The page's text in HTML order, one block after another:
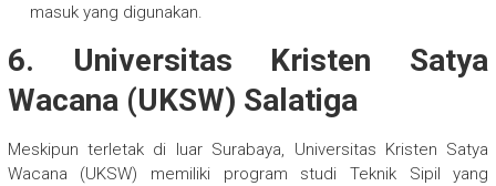
masuk yang digunakan.
6. Universitas Kristen Satya
Wacana (UKSW) Salatiga
Meskipun terletak di luar Surabaya, Universitas Kristen Satya
Wacana (UKSW) memiliki program studi Teknik Sipil yang